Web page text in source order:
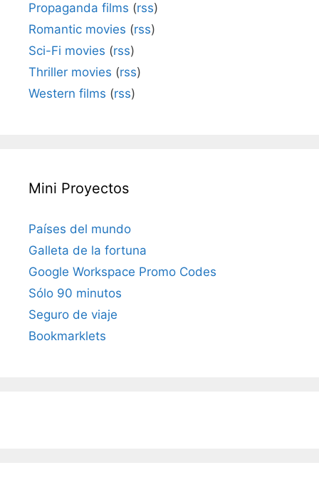
Propaganda films (rss)
Romantic movies (rss)
Sci-Fi movies (rss)
Thriller movies (rss)
Western films (rss)
Mini Proyectos
Países del mundo
Galleta de la fortuna
Google Workspace Promo Codes
Sólo 90 minutos
Seguro de viaje
Bookmarklets